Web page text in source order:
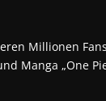
Millionen
Manga „One